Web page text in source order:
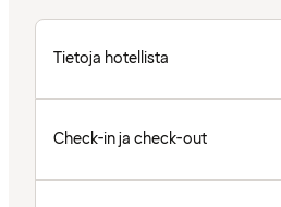
Tietoja hotellista
Check-in ja check-out